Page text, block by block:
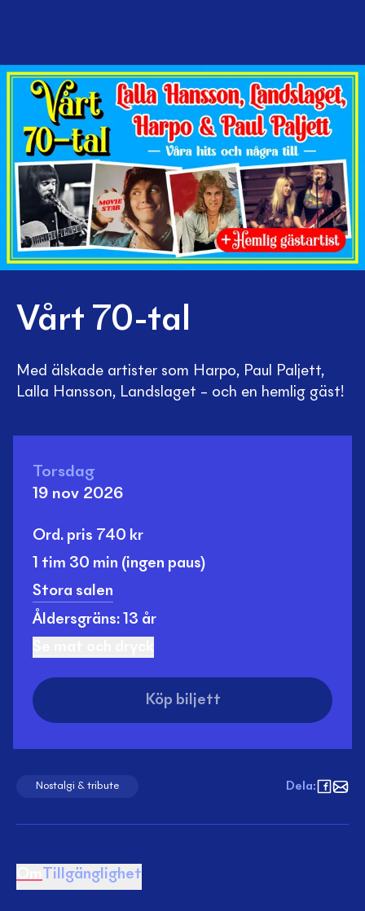
Vårt 70-tal
Med älskade artister som Harpo, Paul Paljett,
Lalla Hansson, Landslaget – och en hemlig gäst!
Torsdag
19 nov 2026
Ord. pris 740 kr
1 tim 30 min (ingen paus)
Stora salen
Åldersgräns: 13 år
Köp biljett
Nostalgi & tribute Dela:
Tillgänglighet